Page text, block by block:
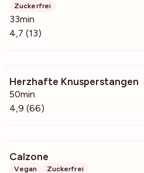
Zuckerfrei
33min
4,7 (13)
Herzhafte Knusperstangen
50min
4,9 (66)
Calzone
Vegan Zuckerfrei